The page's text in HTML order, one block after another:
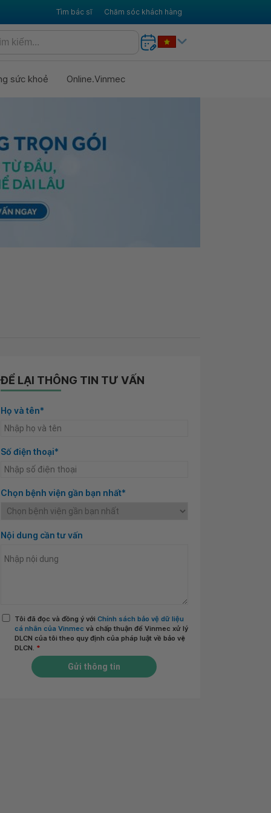
Tìm bác sĩ Chăm sóc khách hàng
sức khoẻ Online.Vinmec
ĐỂ LẠI THÔNG TIN TƯ VẤN
Họ và tên*
Số điện thoại*
Chọn bệnh viện gần bạn nhất*
Nội dung cần tư vấn
Tôi đã đọc và đồng ý với Chính sách bảo vệ dữ liệu
cá nhân của Vinmec và chấp thuận để Vinmec xử lý
DLCN của tôi theo quy định của pháp luật về bảo vệ
DLCN. *
Gửi thông tin